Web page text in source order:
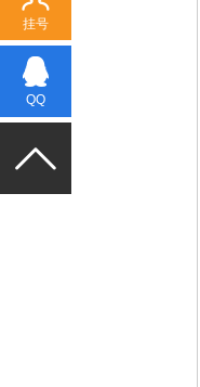
挂号
QQ